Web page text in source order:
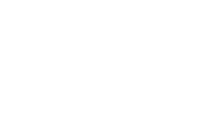
暴露身份。幕后黑
渴望过正常生活。一名科学家被绑架，重要信息面临泄